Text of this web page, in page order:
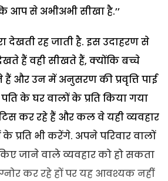
आप से अभीअभी सीखा है.’’
देखती रह जाती है. इस उदाहरण से
हैं वही सीखते हैं, क्योंकि बच्चे
और उन में अनुसरण की प्रवृत्ति पाई
के घर वालों के प्रति किया गया
कर रहे हैं और कल वे यही व्यवहार
प्रति भी करेंगे. अपने परिवार वालों
जाने वाले व्यवहार को हो सकता
कर रहे हों पर यह आवश्यक नहीं